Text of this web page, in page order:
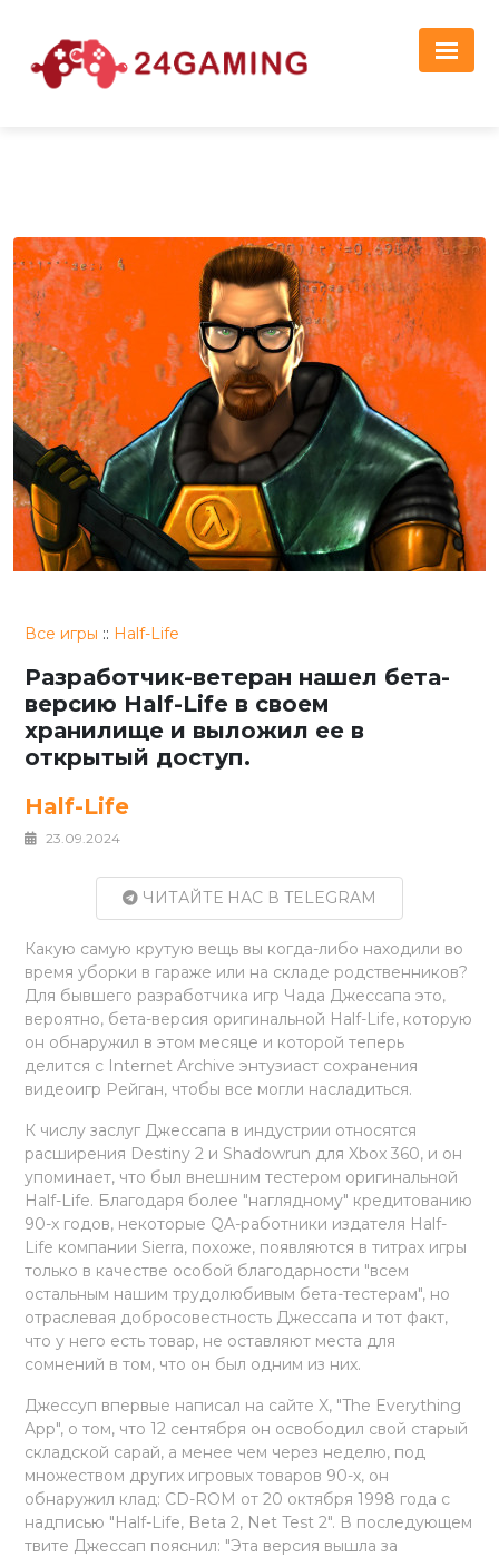
Все игры :: Half-Life
Разработчик-ветеран нашел бета-
версию Half-Life в своем
хранилище и выложил ее в
открытый доступ.
Half-Life
23.09.2024
ЧИТАЙТЕ НАС В TELEGRAM
Какую самую крутую вещь вы когда-либо находили во
время уборки в гараже или на складе родственников?
Для бывшего разработчика игр Чада Джессапа это,
вероятно, бета-версия оригинальной Half-Life, которую
он обнаружил в этом месяце и которой теперь
делится с Internet Archive энтузиаст сохранения
видеоигр Рейган, чтобы все могли насладиться.
К числу заслуг Джессапа в индустрии относятся
расширения Destiny 2 и Shadowrun для Xbox 360, и он
упоминает, что был внешним тестером оригинальной
Half-Life. Благодаря более "наглядному" кредитованию
90-х годов, некоторые QA-работники издателя Half-
Life компании Sierra, похоже, появляются в титрах игры
только в качестве особой благодарности "всем
остальным нашим трудолюбивым бета-тестерам", но
отраслевая добросовестность Джессапа и тот факт,
что у него есть товар, не оставляют места для
сомнений в том, что он был одним из них.
Джессуп впервые написал на сайте X, "The Everything
App", о том, что 12 сентября он освободил свой старый
складской сарай, а менее чем через неделю, под
множеством других игровых товаров 90-х, он
обнаружил клад: CD-ROM от 20 октября 1998 года с
надписью "Half-Life, Beta 2, Net Test 2". В последующем
твите Джессап пояснил: "Эта версия вышла за